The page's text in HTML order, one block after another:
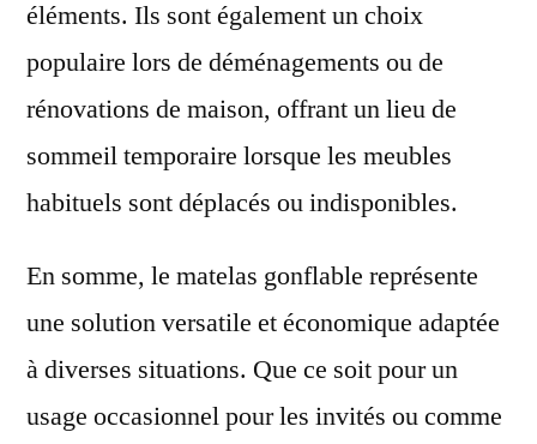
éléments. Ils sont également un choix
populaire lors de déménagements ou de
rénovations de maison, offrant un lieu de
sommeil temporaire lorsque les meubles
habituels sont déplacés ou indisponibles.
En somme, le matelas gonflable représente
une solution versatile et économique adaptée
à diverses situations. Que ce soit pour un
usage occasionnel pour les invités ou comme